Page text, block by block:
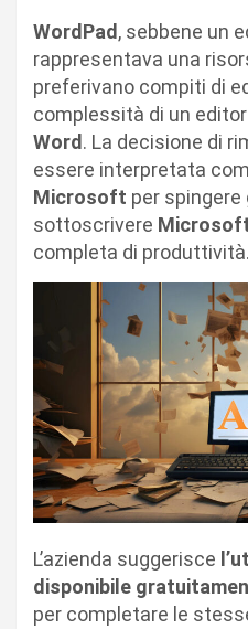
WordPad, sebbene un
rappresentava una
preferivano compiti di
complessità di un
Word. La decisione di
essere interpretata
Microsoft per spingere
sottoscrivere
completa di produttività.
L’azienda suggerisce
disponibile
per completare le